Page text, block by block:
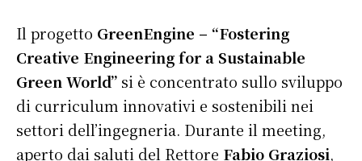
Il progetto GreenEngine – “Fostering
Creative Engineering for a Sustainable
Green World” si è concentrato sullo sviluppo
di curriculum innovativi e sostenibili nei
settori dell’ingegneria. Durante il meeting,
aperto dai saluti del Rettore Fabio Graziosi,